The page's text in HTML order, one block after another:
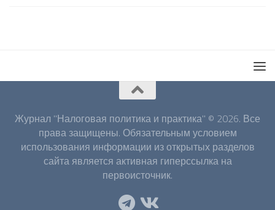
Журнал "Налоговая политика и практика" © 2026. Все
права защищены. Обязательным условием
использования информации из открытых разделов
сайта является активная гиперссылка на
первоисточник.